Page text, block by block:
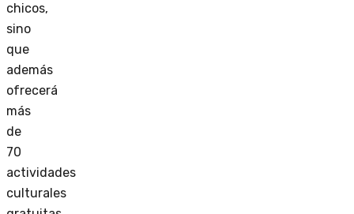
chicos,
sino
que
además
ofrecerá
más
de
70
actividades
culturales